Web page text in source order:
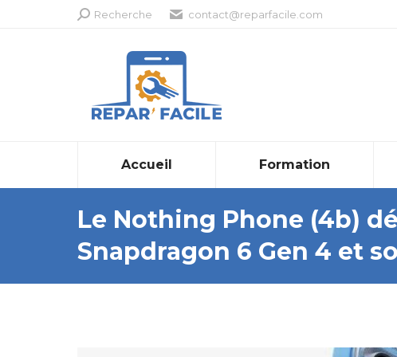
Recherche
Recherche contact@reparfacile.com
Accueil Formation
Le Nothing Phone (4b)
Snapdragon 6 Gen 4 et